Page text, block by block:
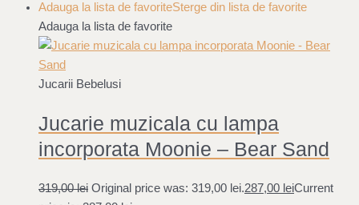
Adauga la lista de favoriteSterge din lista de favorite
Adauga la lista de favorite
Jucarii Bebelusi
Jucarie muzicala cu lampa
incorporata Moonie – Bear Sand
319,00lei Original price was: 319,00 lei.287,00 leiCurrent